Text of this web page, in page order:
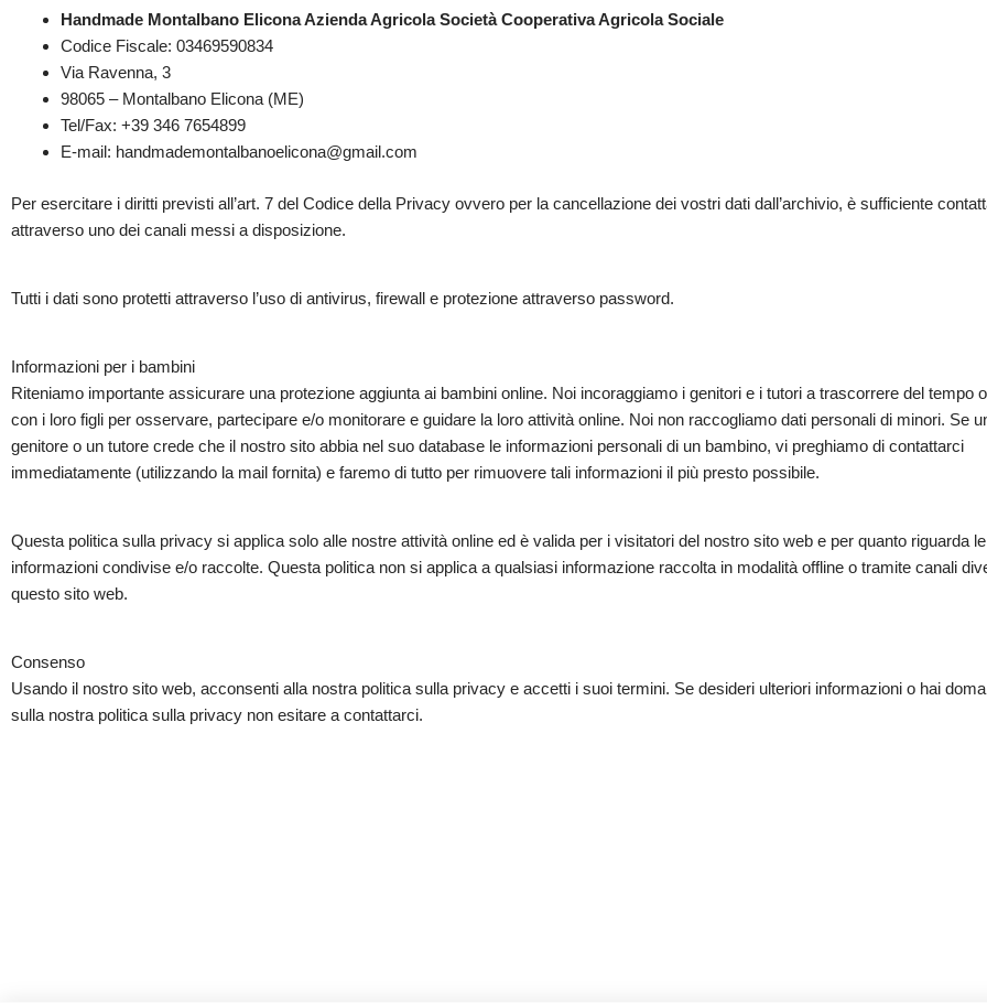
Handmade Montalbano Elicona Azienda Agricola Società Cooperativa Agricola Sociale
Codice Fiscale: 03469590834
Via Ravenna, 3
98065 – Montalbano Elicona(ME)
Tel/Fax: +39 346 7654899
E-mail: handmademontalbanoelicona@gmail.com
Per esercitare i diritti previsti all’art. 7 del Codice della Privacy ovvero per la cancellazione dei vostri dati dall’archivio, è sufficiente
attraverso uno dei canali messi a disposizione.
Tutti i dati sono protetti attraverso l’uso di antivirus, firewall e protezione attraverso password.
Informazioni per i bambini
Riteniamo importante assicurare una protezione aggiunta ai bambini online. Noi incoraggiamo i genitori e i tutori a trascorrere del tempo
con i loro figli per osservare, partecipare e/o monitorare e guidare la loro attività online. Noi non raccogliamo dati personali di minori. Se
genitore o un tutore crede che il nostro sito abbia nel suo database le informazioni personali di un bambino, vi preghiamo di contattarci
immediatamente (utilizzando la mail fornita) e faremo di tutto per rimuovere tali informazioni il più presto possibile.
Questa politica sulla privacy si applica solo alle nostre attività online ed è valida per i visitatori del nostro sito web e per quanto riguarda le
informazioni condivise e/o raccolte. Questa politica non si applica a qualsiasi informazione raccolta in modalità offline o tramite canali
questo sito web.
Consenso
Usando il nostro sito web, acconsenti alla nostra politica sulla privacy e accetti i suoi termini. Se desideri ulteriori informazioni o hai
sulla nostra politica sulla privacy non esitare a contattarci.